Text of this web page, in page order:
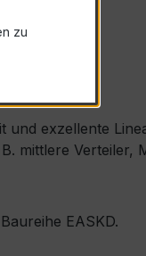
und exzellente
mittlere Verteiler,
EASKD.
zu